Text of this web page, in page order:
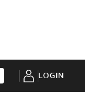
LOGIN